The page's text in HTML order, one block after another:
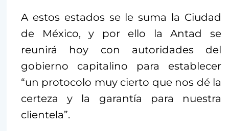
A estos estados se le suma la Ciudad
de México, y por ello la Antad se
reunirá hoy con autoridades del
gobierno capitalino para establecer
“un protocolo muy cierto que nos dé la
certeza y la garantía para nuestra
clientela”.